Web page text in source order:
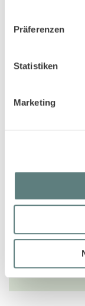
Präferenzen
Statistiken
Marketing
bei Eltern in der
an
meisten
Für große
Frage, ob
Windeln
Wenn dein
dann wird
Einfach fragen.
doppelte